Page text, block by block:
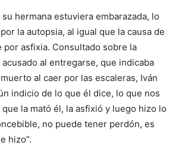
hermana estuviera embarazada, lo
la autopsia, al igual que la causa de
por asfixia. Consultado sobre la
al entregarse, que indicaba
al caer por las escaleras, Iván
indicio de lo que él dice, lo que nos
la mató él, la asfixió y luego hizo lo
no puede tener perdón, es
hizo”.